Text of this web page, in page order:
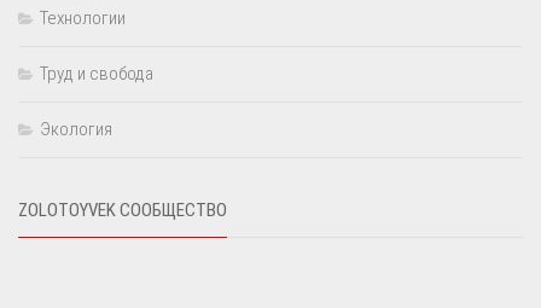
Технологии
Труд и свобода
Экология
ZOLOTOYVEK СООБЩЕСТВО